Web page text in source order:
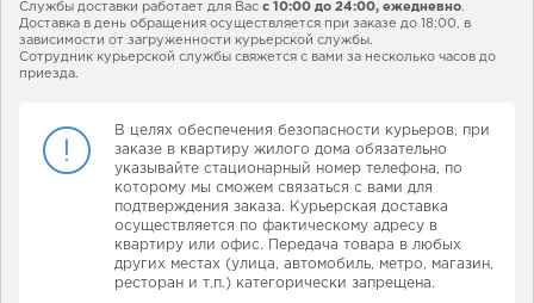
Службы доставки работает для Вас с 10:00 до 24:00, ежедневно.
Доставка в день обращения осуществляется при заказе до 18:00, в
зависимости от загруженности курьерской службы.
Сотрудник курьерской службы свяжется с вами за несколько часов до
приезда.
В целях обеспечения безопасности курьеров, при
заказе в квартиру жилого дома обязательно
указывайте стационарный номер телефона, по
которому мы сможем связаться с вами для
подтверждения заказа. Курьерская доставка
осуществляется по фактическому адресу в
квартиру или офис. Передача товара в любых
других местах (улица, автомобиль, метро, магазин,
ресторан и т.п.) категорически запрещена.